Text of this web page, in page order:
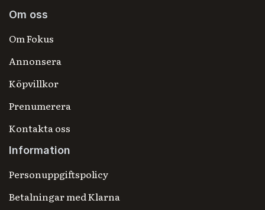
Om oss
Om Fokus
Annonsera
Köpvillkor
Prenumerera
Kontakta oss
Information
Personuppgiftspolicy
Betalningar med Klarna